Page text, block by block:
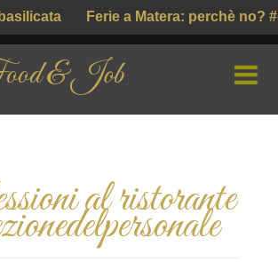
Ferie a Matera: perchè no?
& Job
SIAMO
PROFILE COMPANYal ristorante